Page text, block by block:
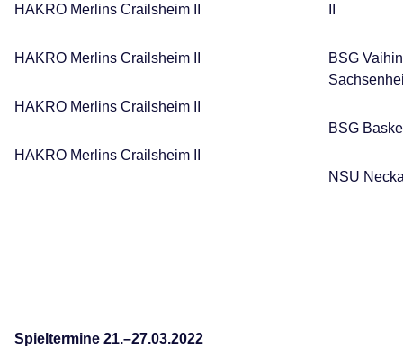
HAKRO Merlins Crailsheim II
HAKRO Merlins Crailsheim II
HAKRO Merlins Crailsheim II
HAKRO Merlins Crailsheim II
BSG
BSG
NSU
Spieltermine 21.–27.03.2022